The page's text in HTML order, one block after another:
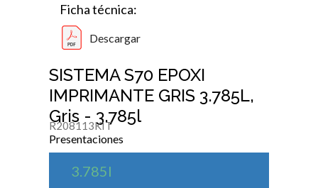
Ficha técnica:
Descargar
SISTEMA S70 EPOXI
IMPRIMANTE GRIS 3.785L,
Gris - 3.785l
R208113KIT
Presentaciones
3.785l